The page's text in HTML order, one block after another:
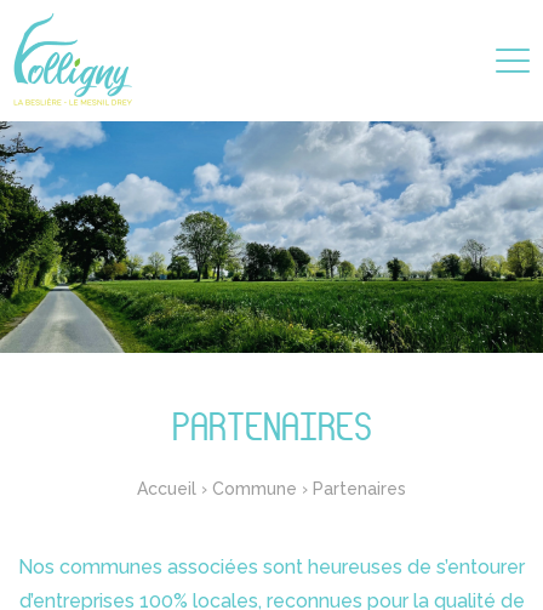
PARTENAIRES
Accueil › Commune › Partenaires
Nos communes associées sont heureuses de s’entourer
d’entreprises 100% locales, reconnues pour la qualité de